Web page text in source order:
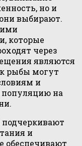
но и
выбирают.
которые
через
являются
рыбы могут
и
на
и
обеспечивают